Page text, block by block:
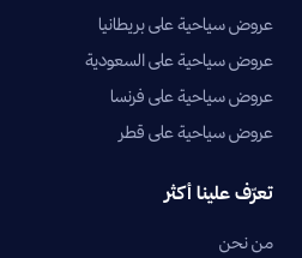
عروض سياحية على بريطانيا
عروض سياحية على السعودية
عروض سياحية على فرنسا
عروض سياحية على قطر
تعرّف علينا أكثر
من نحن